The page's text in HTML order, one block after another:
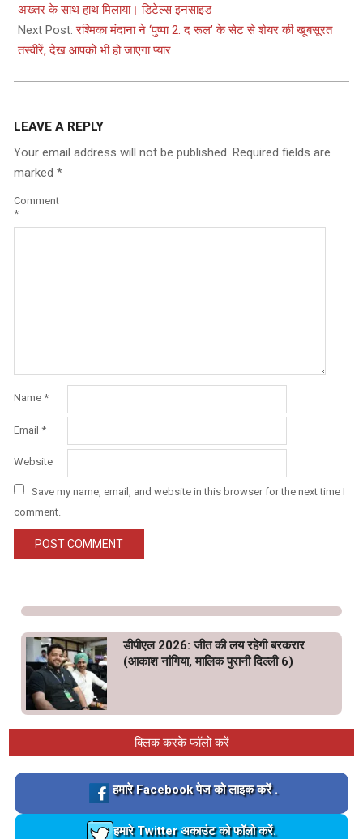
20
अख्तर के साथ हाथ मिलाया। डिटेल्स इनसाइड
Next Post:रश्मिका मंदाना ने ‘पुष्पा 2: द रूल’ के सेट से शेयर की खूबसूरत
तस्वीरें, देख आपको भी हो जाएगा प्यार
LEAVE A REPLY
Your email address will not be published. Required fields are
marked *
Comment
*
Name *
Email *
Website
Save my name, email, and website in this browser for the next time I
comment.
डीपीएल 2026: जीत की लय रहेगी बरकरार
(आकाश नांगिया, मालिक पुरानी दिल्ली 6)
क्लिक करके फॉलो करें
Loading…
हमारे Facebook पेज को लाइक करें .
Loading…
हमारे Twitter अकाउंट को फॉलो करें.